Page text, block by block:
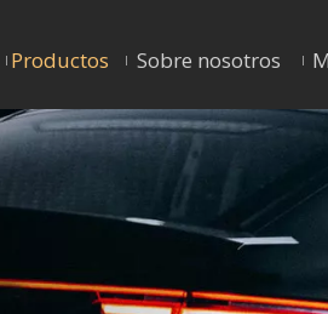
Productos Sobre nosotros